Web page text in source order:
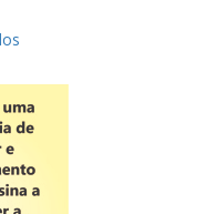
têm até terça
informações
começa a ser emitido